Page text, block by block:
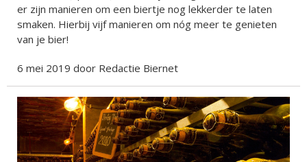
er zijn manieren om een biertje nog lekkerder te laten
smaken. Hierbij vijf manieren om nóg meer te genieten
van je bier!
6 mei 2019 door Redactie Biernet